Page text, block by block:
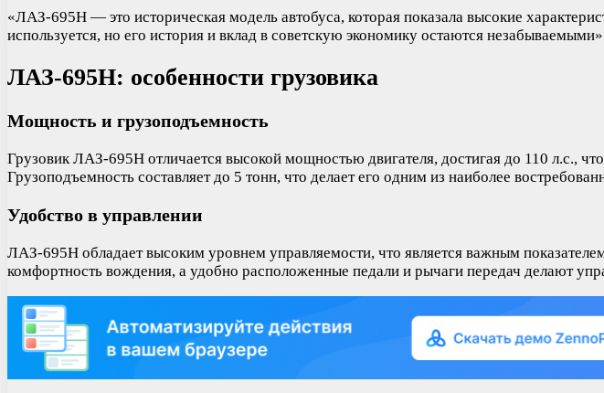
«ЛАЗ-695Н — это историческая модель автобуса, которая показала высокие
используется, но его история и вклад в советскую экономику остаются
ЛАЗ-695Н: особенности грузовика
Мощность и грузоподъемность
Грузовик ЛАЗ-695Н отличается высокой мощностью двигателя, достигая до 110 л.с.,
Грузоподъемность составляет до 5 тонн, что делает его одним из наиболее
Удобство в управлении
ЛАЗ-695Н обладает высоким уровнем управляемости, что является важным
комфортность вождения, а удобно расположенные педали и рычаги передач делают